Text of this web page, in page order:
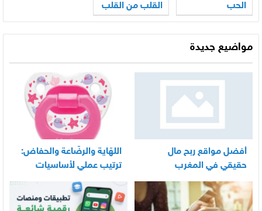
الحب
القلب من القلب
مواضيع جديدة
أفضل مواقع ربح مال
حقيقي في المغرب
اللهّاية والرضّاعة والحفاض:
ترتيب عملي لأساسيات
العناية اليومية بالرضيع